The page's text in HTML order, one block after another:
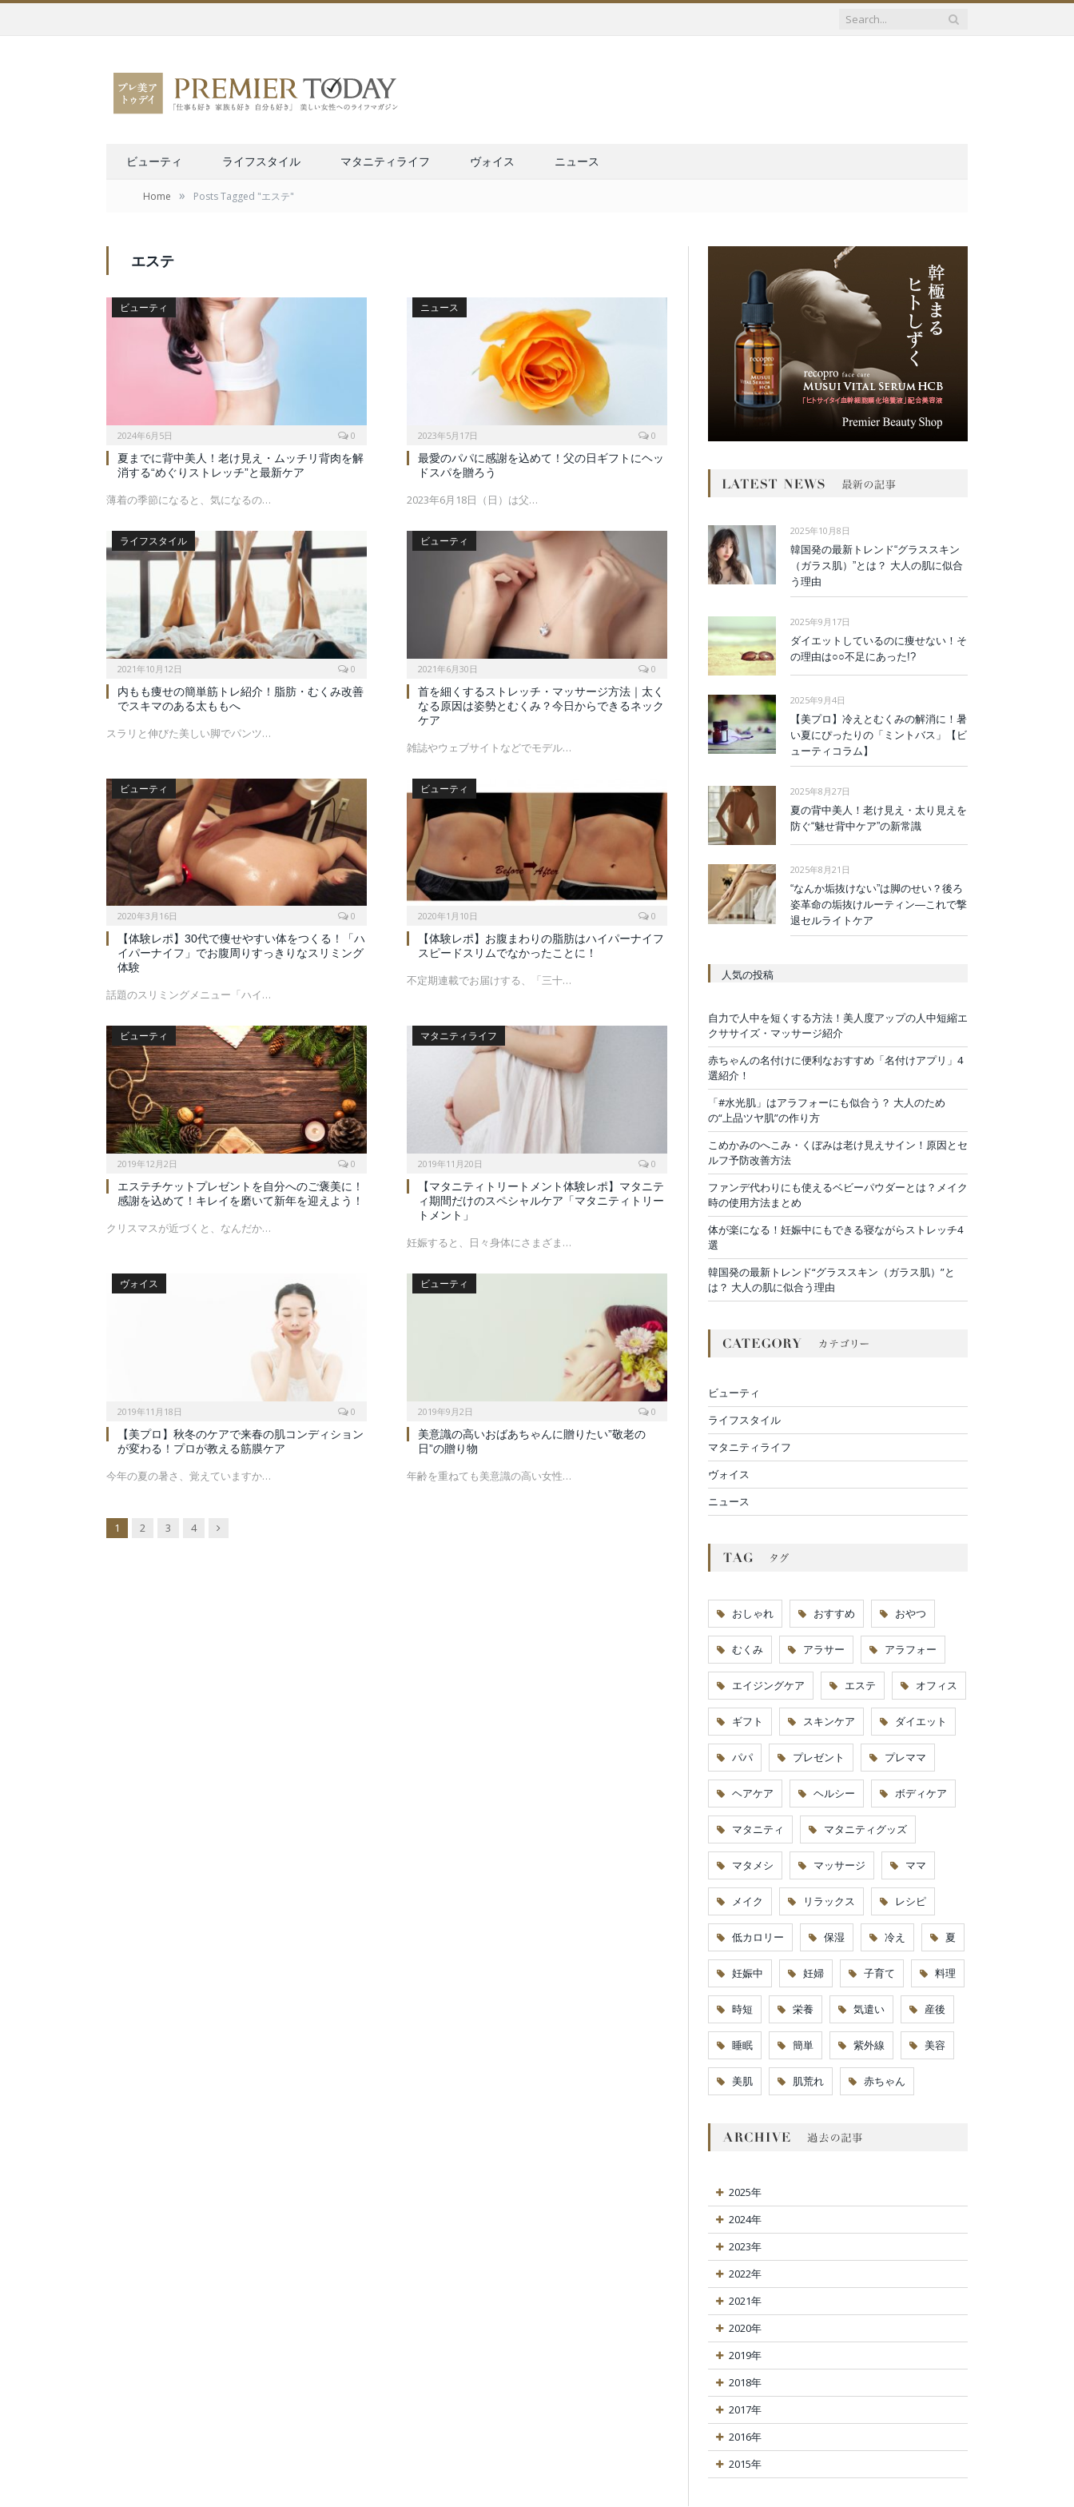
ビューティ ライフスタイル マタニティライフ ヴォイス ニュース
Home » Posts Tagged "エステ"
エステ
ビューティ
2024年6月5日 0
夏までに背中美人！老け見え・ムッチリ背肉を解
消する“めぐりストレッチ”と最新ケア
薄着の季節になると、気になるの…
ニュース
2023年5月17日 0
最愛のパパに感謝を込めて！父の日ギフトにヘッ
ドスパを贈ろう
2023年6月18日（日）は父…
ライフスタイル
2021年10月12日 0
内もも痩せの簡単筋トレ紹介！脂肪・むくみ改善
でスキマのある太ももへ
スラリと伸びた美しい脚でパンツ…
ビューティ
2021年6月30日 0
首を細くするストレッチ・マッサージ方法｜太く
なる原因は姿勢とむくみ？今日からできるネック
ケア
雑誌やウェブサイトなどでモデル…
ビューティ
2020年3月16日 0
【体験レポ】30代で痩せやすい体をつくる！「ハ
イパーナイフ」でお腹周りすっきりなスリミング
体験
話題のスリミングメニュー「ハイ…
ビューティ
2020年1月10日 0
【体験レポ】お腹まわりの脂肪はハイパーナイフ
スピードスリムでなかったことに！
不定期連載でお届けする、「三十…
ビューティ
2019年12月2日 0
エステチケットプレゼントを自分へのご褒美に！
感謝を込めて！キレイを磨いて新年を迎えよう！
クリスマスが近づくと、なんだか…
マタニティライフ
2019年11月20日 0
【マタニティトリートメント体験レポ】マタニテ
ィ期間だけのスペシャルケア「マタニティトリー
トメント」
妊娠すると、日々身体にさまざま…
ヴォイス
2019年11月18日 0
【美プロ】秋冬のケアで来春の肌コンディション
が変わる！プロが教える筋膜ケア
今年の夏の暑さ、覚えていますか…
ビューティ
2019年9月2日 0
美意識の高いおばあちゃんに贈りたい”敬老の
日”の贈り物
年齢を重ねても美意識の高い女性…
1 2 3 4 Next
2025年10月8日
韓国発の最新トレンド“グラススキン
（ガラス肌）”とは？ 大人の肌に似合
う理由
2025年9月17日
ダイエットしているのに痩せない！そ
の理由は○○不足にあった!?
2025年9月4日
【美プロ】冷えとむくみの解消に！暑
い夏にぴったりの「ミントバス」【ビ
ューティコラム】
2025年8月27日
夏の背中美人！老け見え・太り見えを
防ぐ“魅せ背中ケア”の新常識
2025年8月21日
“なんか垢抜けない”は脚のせい？後ろ
姿革命の垢抜けルーティン—これで撃
退セルライトケア
人気の投稿
自力で人中を短くする方法！美人度アップの人中短縮エ
クササイズ・マッサージ紹介
赤ちゃんの名付けに便利なおすすめ「名付けアプリ」4
選紹介！
「#水光肌」はアラフォーにも似合う？ 大人のため
の“上品ツヤ肌”の作り方
こめかみのへこみ・くぼみは老け見えサイン！原因とセ
ルフ予防改善方法
ファンデ代わりにも使えるベビーパウダーとは？メイク
時の使用方法まとめ
体が楽になる！妊娠中にもできる寝ながらストレッチ4
選
韓国発の最新トレンド“グラススキン（ガラス肌）”と
は？ 大人の肌に似合う理由
ビューティ
ライフスタイル
マタニティライフ
ヴォイス
ニュース
おしゃれ おすすめ おやつ
むくみ アラサー アラフォー
エイジングケア エステ オフィス
ギフト スキンケア ダイエット
パパ プレゼント プレママ
ヘアケア ヘルシー ボディケア
マタニティ マタニティグッズ
マタメシ マッサージ ママ
メイク リラックス レシピ
低カロリー 保湿 冷え 夏
妊娠中 妊婦 子育て 料理
時短 栄養 気遣い 産後
睡眠 簡単 紫外線 美容
美肌 肌荒れ 赤ちゃん
2025年
2024年
2023年
2022年
2021年
2020年
2019年
2018年
2017年
2016年
2015年